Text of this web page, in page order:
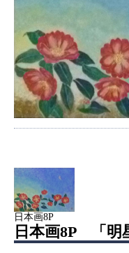
日本画8P
日本画8P 「明